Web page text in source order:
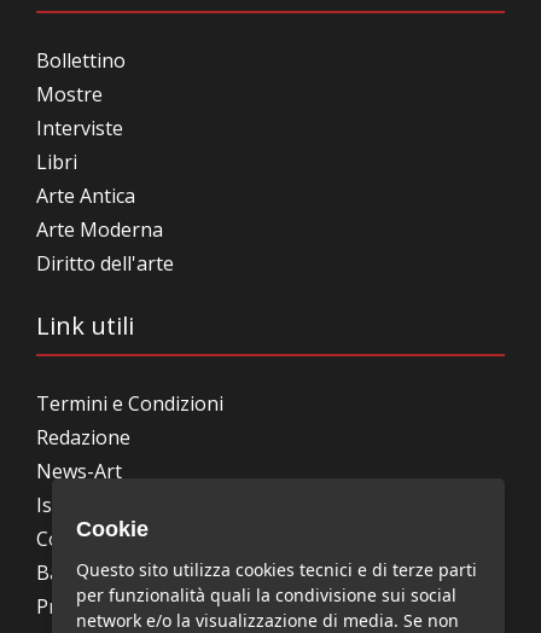
Bollettino
Mostre
Interviste
Libri
Arte Antica
Arte Moderna
Diritto dell'arte
Link utili
Termini e Condizioni
Redazione
News-Art
Iscrizione alla newsletter
Collabora con noi
Bandi, concorsi, premi
Privacy Policy
Cookie
Questo sito utilizza cookies tecnici e di terze parti
per funzionalità quali la condivisione sui social
network e/o la visualizzazione di media. Se non